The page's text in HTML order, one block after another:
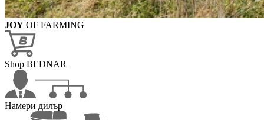
JOY OF FARMING
Shop BEDNAR
Намери дилър